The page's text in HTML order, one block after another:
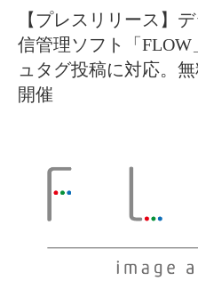
【プレスリリース】
信管理ソフト「FLOW
ュタグ投稿に対応。
開催